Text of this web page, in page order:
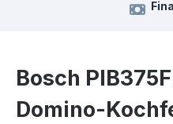
Bosch
Domino-